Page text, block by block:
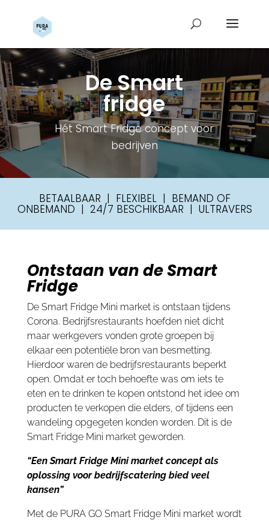
De Smart
fridge
Hét Smart Fridge concept voor
bedrijven
BETAALBAAR | FLEXIBEL | BEMAND OF
ONBEMAND | 24/7 BESCHIKBAAR | ULTRAVERS
Ontstaan van de Smart
Fridge
De Smart Fridge Mini market is ontstaan tijdens
Corona. Bedrijfsrestaurants hoefden niet dicht
maar werkgevers vonden grote groepen bij
elkaar een potentiële bron van besmetting.
Hierdoor waren de bedrijfsrestaurants beperkt
open. Omdat er toch behoefte was om iets te
eten en te drinken te kopen ontstond het idee om
producten te verkopen die elders, of tijdens een
wandeling opgegeten konden worden. Dit is de
Smart Fridge Mini market geworden.
“Een Smart Fridge Mini market concept als
oplossing voor bedrijfscatering bied veel
kansen”
Met de PURA GO Smart Fridge Mini market wordt